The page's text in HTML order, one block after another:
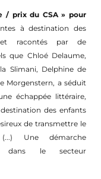
/ prix du CSA » pour
à destination des
et racontés par de
que Chloé Delaume,
Slimani, Delphine de
Morgenstern, a séduit
échappée littéraire,
des enfants
de transmettre le
Une démarche
dans le secteur